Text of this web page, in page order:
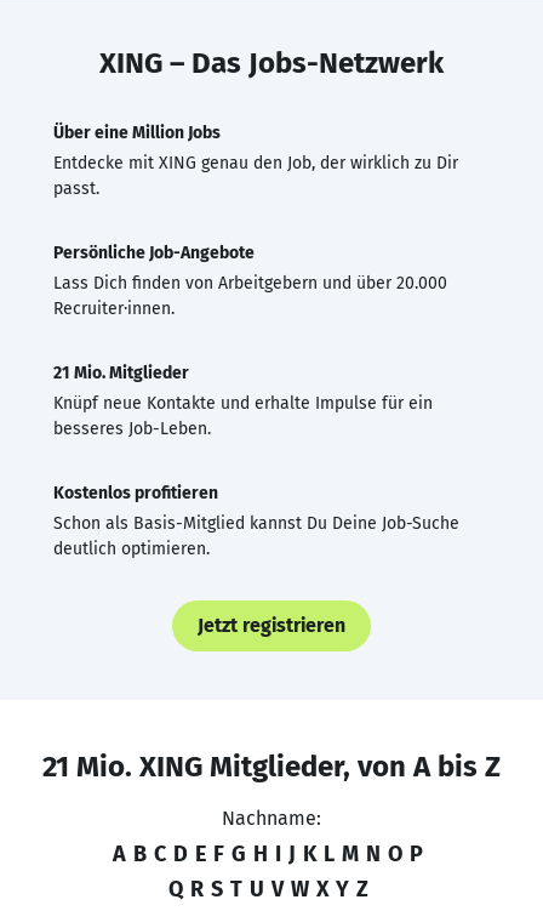
XING – Das Jobs-Netzwerk
Über eine Million Jobs
Entdecke mit XING genau den Job, der wirklich zu Dir
passt.
Persönliche Job-Angebote
Lass Dich finden von Arbeitgebern und über 20.000
Recruiter·innen.
21 Mio. Mitglieder
Knüpf neue Kontakte und erhalte Impulse für ein
besseres Job-Leben.
Kostenlos profitieren
Schon als Basis-Mitglied kannst Du Deine Job-Suche
deutlich optimieren.
Jetzt registrieren
21 Mio. XING Mitglieder, von A bis Z
Nachname:
A B C D E F G H I J K L M N O P
Q R S T U V W X Y Z